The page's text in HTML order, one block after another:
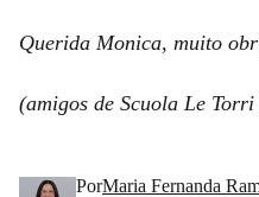
Querida Monica, muito
(amigos de Scuola Le
PorMaria Fernanda